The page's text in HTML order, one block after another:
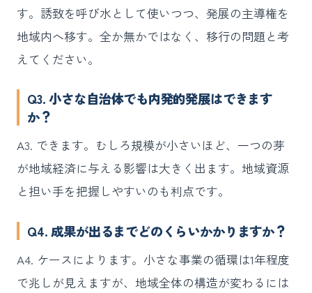
す。誘致を呼び水として使いつつ、発展の主導権を
地域内へ移す。全か無かではなく、移行の問題と考
えてください。
Q3. 小さな自治体でも内発的発展はできます
か？
A3. できます。むしろ規模が小さいほど、一つの芽
が地域経済に与える影響は大きく出ます。地域資源
と担い手を把握しやすいのも利点です。
Q4. 成果が出るまでどのくらいかかりますか？
A4. ケースによります。小さな事業の循環は1年程度
で兆しが見えますが、地域全体の構造が変わるには